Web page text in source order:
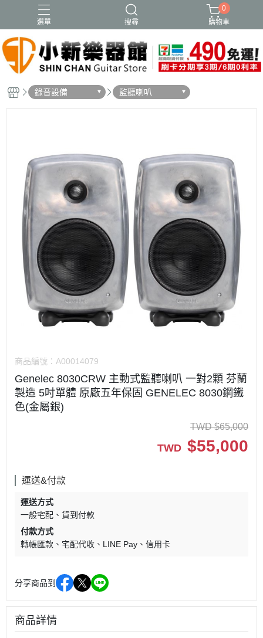
選單 搜尋
0
購物車
錄音設備 監聽喇叭
商品編號： A00014079
Genelec 8030CRW 主動式監聽喇叭 一對2顆 芬蘭
製造 5吋單體 原廠五年保固 GENELEC 8030鋼鐵
色(金屬銀)
TWD $65,000
TWD $55,000
運送&付款
運送方式
一般宅配
貨到付款
付款方式
轉帳匯款
宅配代收 LINE Pay 信用卡
分享商品到
商品詳情